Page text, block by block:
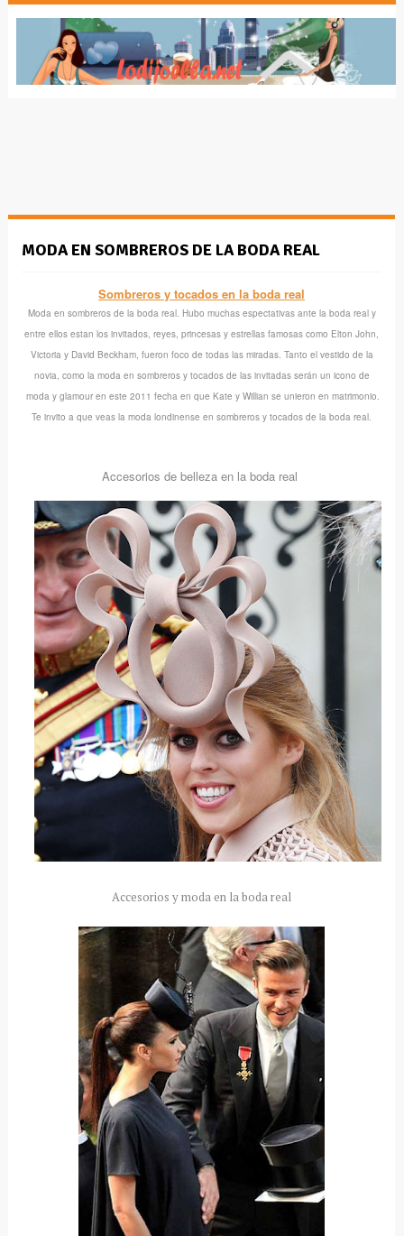
MODA EN SOMBREROS DE LA BODA REAL
Sombreros y tocados en la boda real
Moda en sombreros de la boda real. Hubo muchas espectativas ante la boda real y
entre ellos estan los invitados, reyes, princesas y estrellas famosas como Elton John,
Victoria y David Beckham, fueron foco de todas las miradas. Tanto el vestido de la
novia, como la moda en sombreros y tocados de las invitadas serán un icono de
moda y glamour en este 2011 fecha en que Kate y Willian se unieron en matrimonio.
Te invito a que veas la moda londinense en sombreros y tocados de la boda real.
Accesorios de belleza en la boda real
Accesorios y moda en la boda real